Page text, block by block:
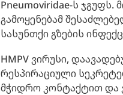
Pneumoviridae-ს
გამოყენებამ
სასუნთქი გზების
HMPV ვირუსი,
რესპირაციული
მჭიდრო კონტაქტით და